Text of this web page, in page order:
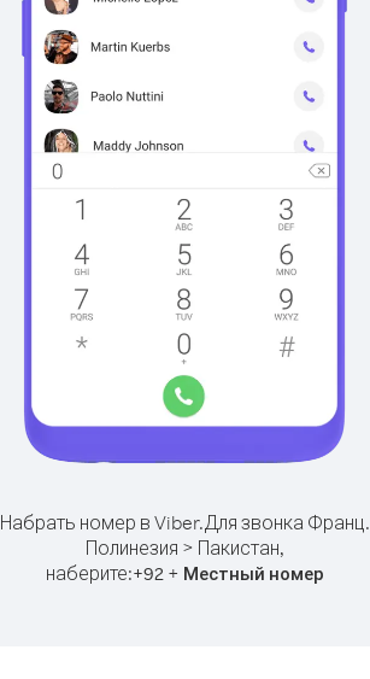
Набрать номер в Viber.Для звонка Франц.
Полинезия > Пакистан,
наберите:+92+ Местный номер